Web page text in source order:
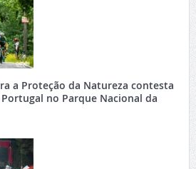
a Proteção da Natureza contesta
no Parque Nacional da